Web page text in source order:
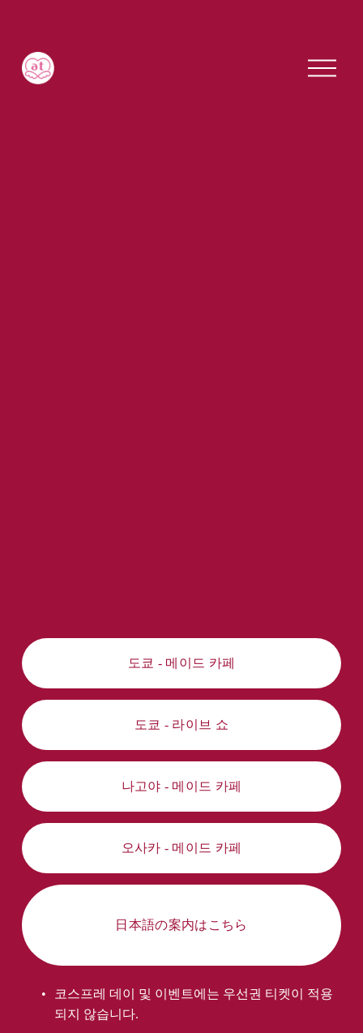
메
뉴
도쿄 - 메이드 카페
도쿄 - 라이브 쇼
나고야 - 메이드 카페
오사카 - 메이드 카페
日本語の案内はこちら
코스프레 데이 및 이벤트에는 우선권 티켓이 적용
되지 않습니다.